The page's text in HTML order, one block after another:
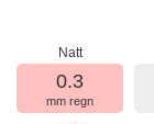
Natt
0.3
mm regn